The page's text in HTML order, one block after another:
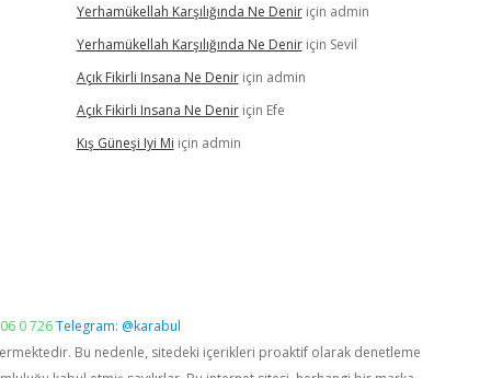
Yerhamükellah Karşılığında Ne Deniriçin admin
Yerhamükellah Karşılığında Ne Deniriçin Sevil
Açık Fikirli Insana Ne Deniriçin admin
Açık Fikirli Insana Ne Deniriçin Efe
Kış Güneşi Iyi Mi için admin
0 726Telegram: @karabul
Bu nedenle, sitedeki içerikleri proaktif olarak denetleme